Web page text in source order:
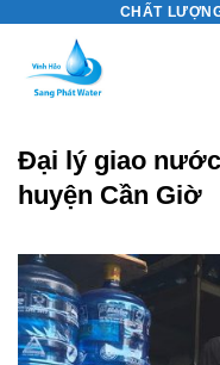
content
CHẤT
Đại lý giao
huyện Cần Giờ